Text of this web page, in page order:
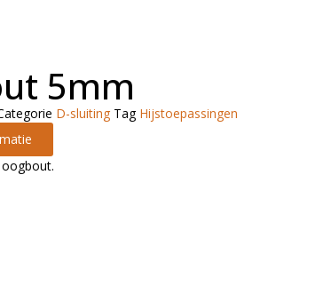
5mm
D-sluiting Tag Hijstoepassingen